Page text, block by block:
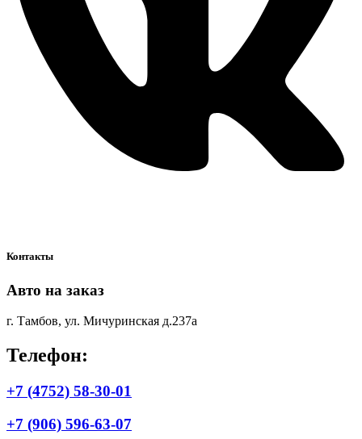
Контакты
Авто на заказ
г. Тамбов, ул. Мичуринская д.237а
Телефон:
+7 (4752) 58-30-01
+7 (906) 596-63-07